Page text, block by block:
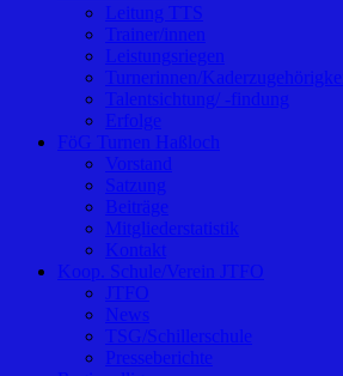
Leitung TTS
Trainer/innen
Leistungsriegen
Turnerinnen/Kaderzugehörigkeit
Talentsichtung/ -findung
Erfolge
FöG Turnen Haßloch
Vorstand
Satzung
Beiträge
Mitgliederstatistik
Kontakt
Koop. Schule/Verein JTFO
JTFO
News
TSG/Schillerschule
Presseberichte